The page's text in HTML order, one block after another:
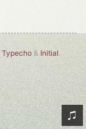
Typecho& Initial.